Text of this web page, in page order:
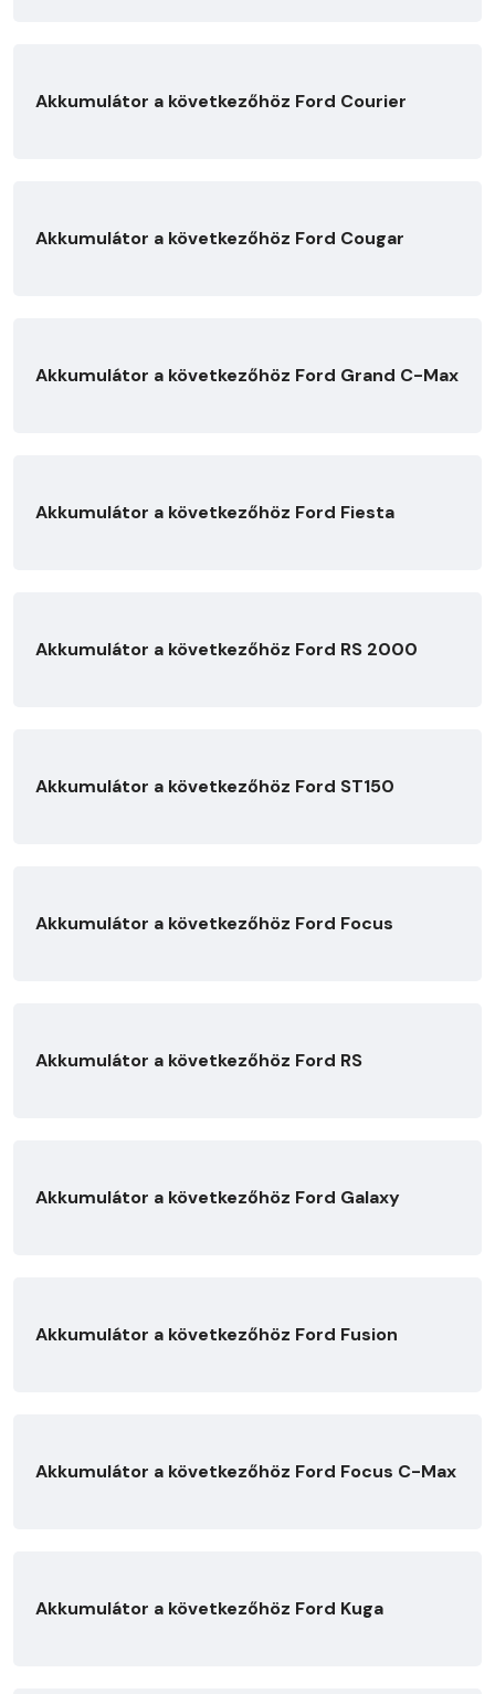
Akkumulátor a következőhöz Ford Courier
Akkumulátor a következőhöz Ford Cougar
Akkumulátor a következőhöz Ford Grand C-Max
Akkumulátor a következőhöz Ford Fiesta
Akkumulátor a következőhöz Ford RS 2000
Akkumulátor a következőhöz Ford ST150
Akkumulátor a következőhöz Ford Focus
Akkumulátor a következőhöz Ford RS
Akkumulátor a következőhöz Ford Galaxy
Akkumulátor a következőhöz Ford Fusion
Akkumulátor a következőhöz Ford Focus C-Max
Akkumulátor a következőhöz Ford Kuga